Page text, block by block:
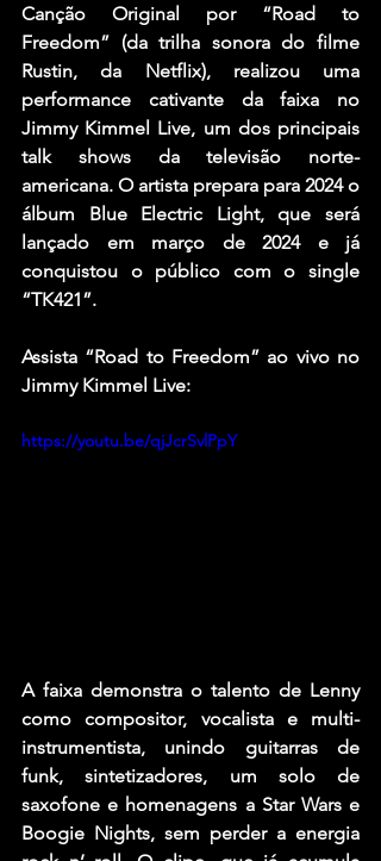
Canção Original por “Road to
Freedom” (da trilha sonora do filme
Rustin, da Netflix), realizou uma
performance cativante da faixa no
Jimmy Kimmel Live, um dos principais
talk shows da televisão norte-
americana. O artista prepara para 2024 o
álbum Blue Electric Light, que será
lançado em março de 2024 e já
conquistou o público com o single
“TK421”.
Assista “Road to Freedom” ao vivo no
Jimmy Kimmel Live:
https://youtu.be/qjJcrSvlPpY
A faixa demonstra o talento de Lenny
como compositor, vocalista e multi-
instrumentista, unindo guitarras de
funk, sintetizadores, um solo de
saxofone e homenagens a Star Wars e
Boogie Nights, sem perder a energia